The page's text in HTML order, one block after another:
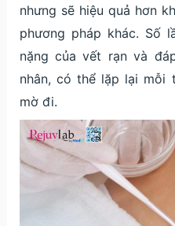
nhưng sẽ hiệu quả hơn
phương pháp khác. Số
nặng của vết rạn và
nhân, có thể lặp lại mỗi
mờ đi.